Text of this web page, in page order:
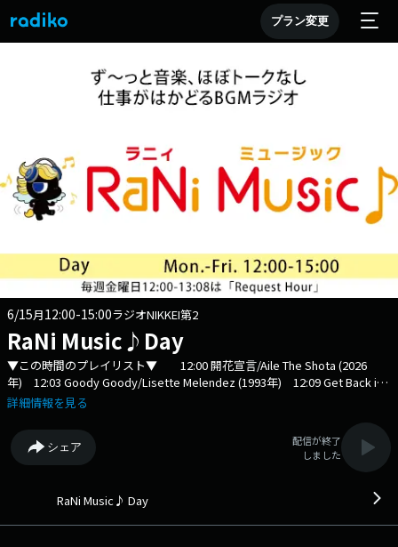
プラン変更
6/15月12:00-15:00ラジオNIKKEI第2
RaNi Music♪Day
▼この時間のプレイリスト▼ 12:00 開花宣言/Aile The Shota (2026
年) 12:03 Goody Goody/Lisette Melendez (1993年) 12:09 Get Back in
Love/山下達郎 (1988年) 12:13 Royals/Lorde (2013年) 12:16 ら・ら・
12:23 アカシア/BUMP OF CHICKEN (2020年) 12:28 fight/YUI (2015年)
12:33 The Girl From Ipanema/Stan Getz & Joao Gilberto (1964年) 12:36
もっと/aiko (2016年) 12:41 How to Love feat. Sofia Reyes/Cash Cash
イシ (2023年) 12:53 back to friends/sombr (2024年) 12:56
詳細情報を見る
シェア
配信が終了
しました
RaNi Music♪ Day